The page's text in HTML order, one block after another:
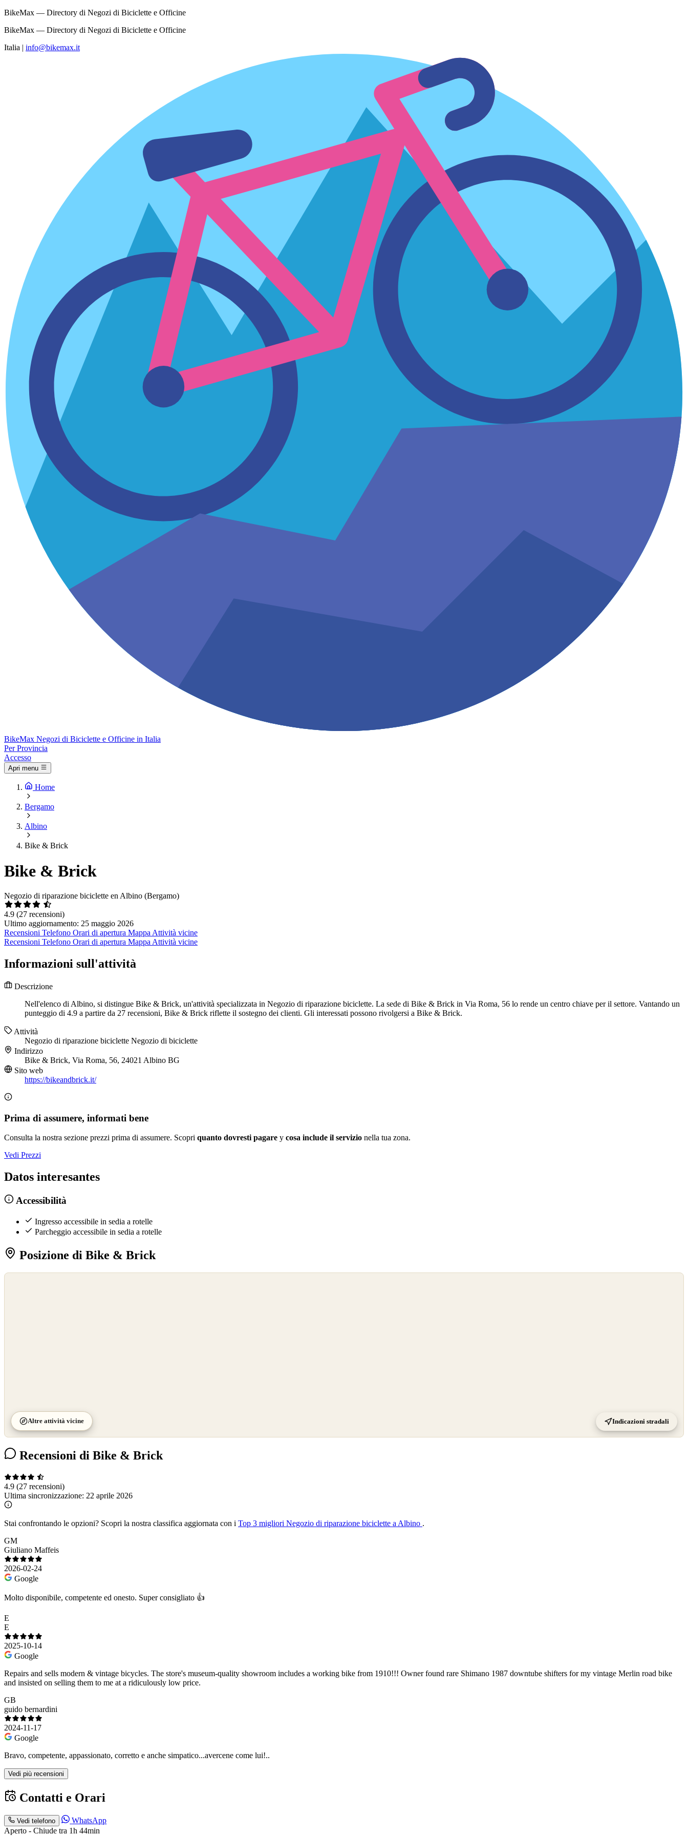
BikeMax — Directory di Negozi di Biciclette e Officine
BikeMax — Directory di Negozi di Biciclette e Officine
Italia | info@bikemax.it
BikeMax Negozi di Biciclette e Officine in Italia
Per Provincia
Accesso
Apri menu
Home
Bergamo
Albino
Bike & Brick
Bike & Brick
Negozio di riparazione biciclette en Albino (Bergamo)
4.9 (27 recensioni)
Ultimo aggiornamento: 25 maggio 2026
Recensioni Telefono Orari di apertura Mappa Attività vicine
Recensioni Telefono Orari di apertura Mappa Attività vicine
Informazioni sull'attività
Descrizione
Nell'elenco di Albino, si distingue Bike & Brick, un'attività specializzata in Negozio di riparazione biciclette. La sede di Bike & Brick in Via Roma, 56 lo rende un centro chiave per il settore. Vantando un
punteggio di 4.9 a partire da 27 recensioni, Bike & Brick riflette il sostegno dei clienti. Gli interessati possono rivolgersi a Bike & Brick.
Attività
Negozio di riparazione biciclette Negozio di biciclette
Indirizzo
Bike & Brick, Via Roma, 56, 24021 Albino BG
Sito web
https://bikeandbrick.it/
Prima di assumere, informati bene
Consulta la nostra sezione prezzi prima di assumere. Scopri quanto dovresti pagare y cosa include il servizio nella tua zona.
Vedi Prezzi
Datos interesantes
Accessibilità
Ingresso accessibile in sedia a rotelle
Parcheggio accessibile in sedia a rotelle
Posizione di Bike & Brick
Altre attività vicine Indicazioni stradali
Recensioni di Bike & Brick
4.9 (27 recensioni)
Ultima sincronizzazione: 22 aprile 2026
Stai confrontando le opzioni? Scopri la nostra classifica aggiornata con i Top 3 migliori Negozio di riparazione biciclette a Albino .
GM
Giuliano Maffeis
2026-02-24
Google
Molto disponibile, competente ed onesto. Super consigliato 👍
E
E
2025-10-14
Google
Repairs and sells modern & vintage bicycles. The store's museum-quality showroom includes a working bike from 1910!!! Owner found rare Shimano 1987 downtube shifters for my vintage Merlin road bike
and insisted on selling them to me at a ridiculously low price.
GB
guido bernardini
2024-11-17
Google
Bravo, competente, appassionato, corretto e anche simpatico...avercene come lui!..
Vedi più recensioni
Contatti e Orari
Vedi telefono
WhatsApp
Aperto - Chiude tra 1h 44min